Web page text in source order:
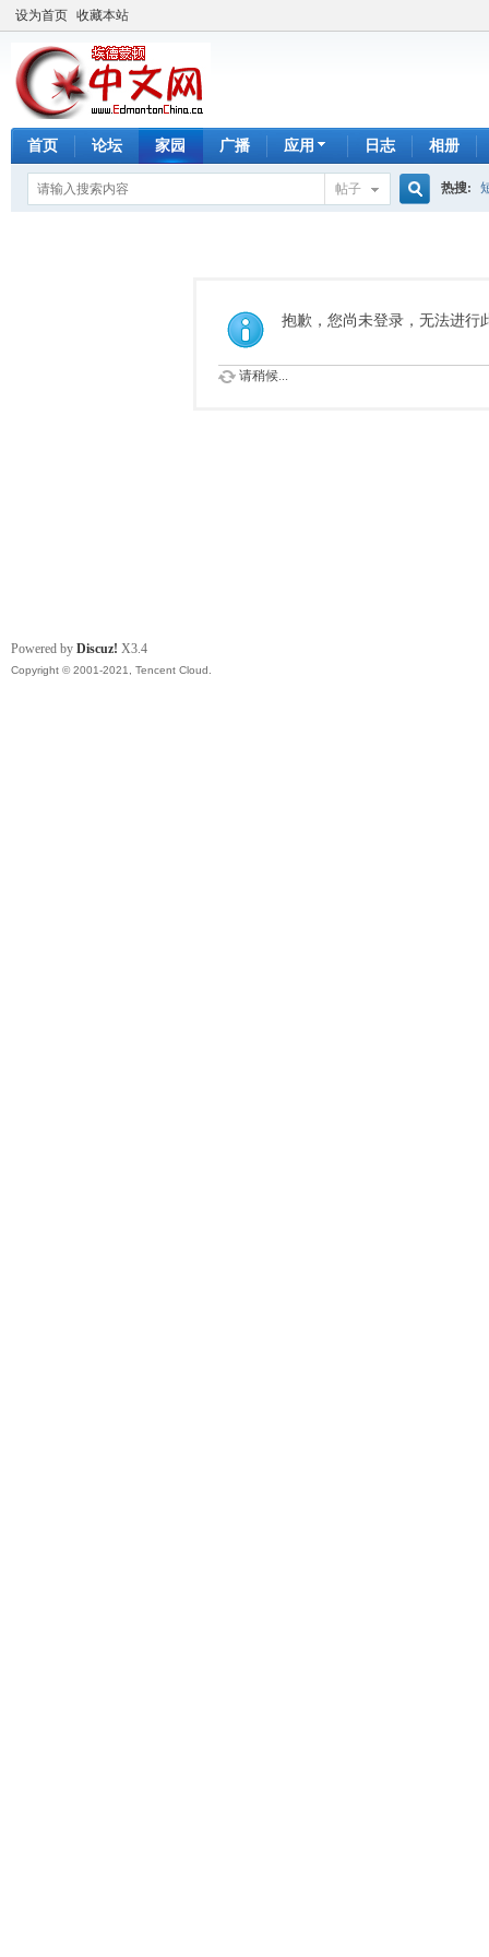
设为首页 收藏本站
首页 论坛 家园 广播 应用 日志 相册
帖子
索
热搜:
抱歉，您尚未登录，无法进行
请稍候...
Powered by Discuz! X3.4
Copyright © 2001-2021, Tencent Cloud.